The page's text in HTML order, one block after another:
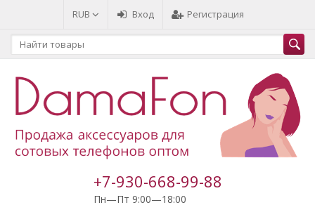
RUB Вход Регистрация
+7-930-668-99-88
Пн—Пт 9:00—18:00